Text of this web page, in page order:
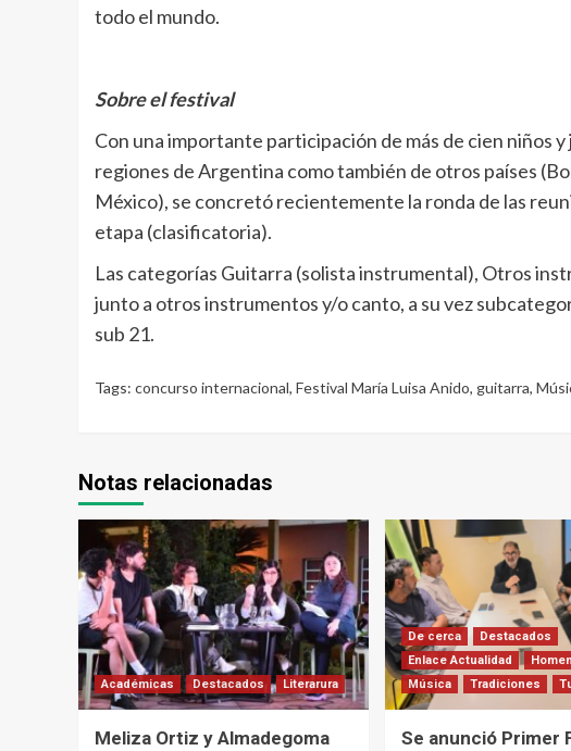
todo el mundo.
Sobre el festival
Con una importante participación de más de cien niños
regiones de Argentina como también de otros países
México), se concretó recientemente la ronda de las
etapa (clasificatoria).
Las categorías Guitarra (solista instrumental), Otros
junto a otros instrumentos y/o canto, a su vez
sub 21.
Tags: concurso internacional, Festival María Luisa Anido, guitarra,
Notas relacionadas
Académicas Destacados Literarura
Meliza Ortiz y Almadegoma
De cerca
Destacados
Enlace Actualidad
Música
Tradiciones
Se anunció Primer